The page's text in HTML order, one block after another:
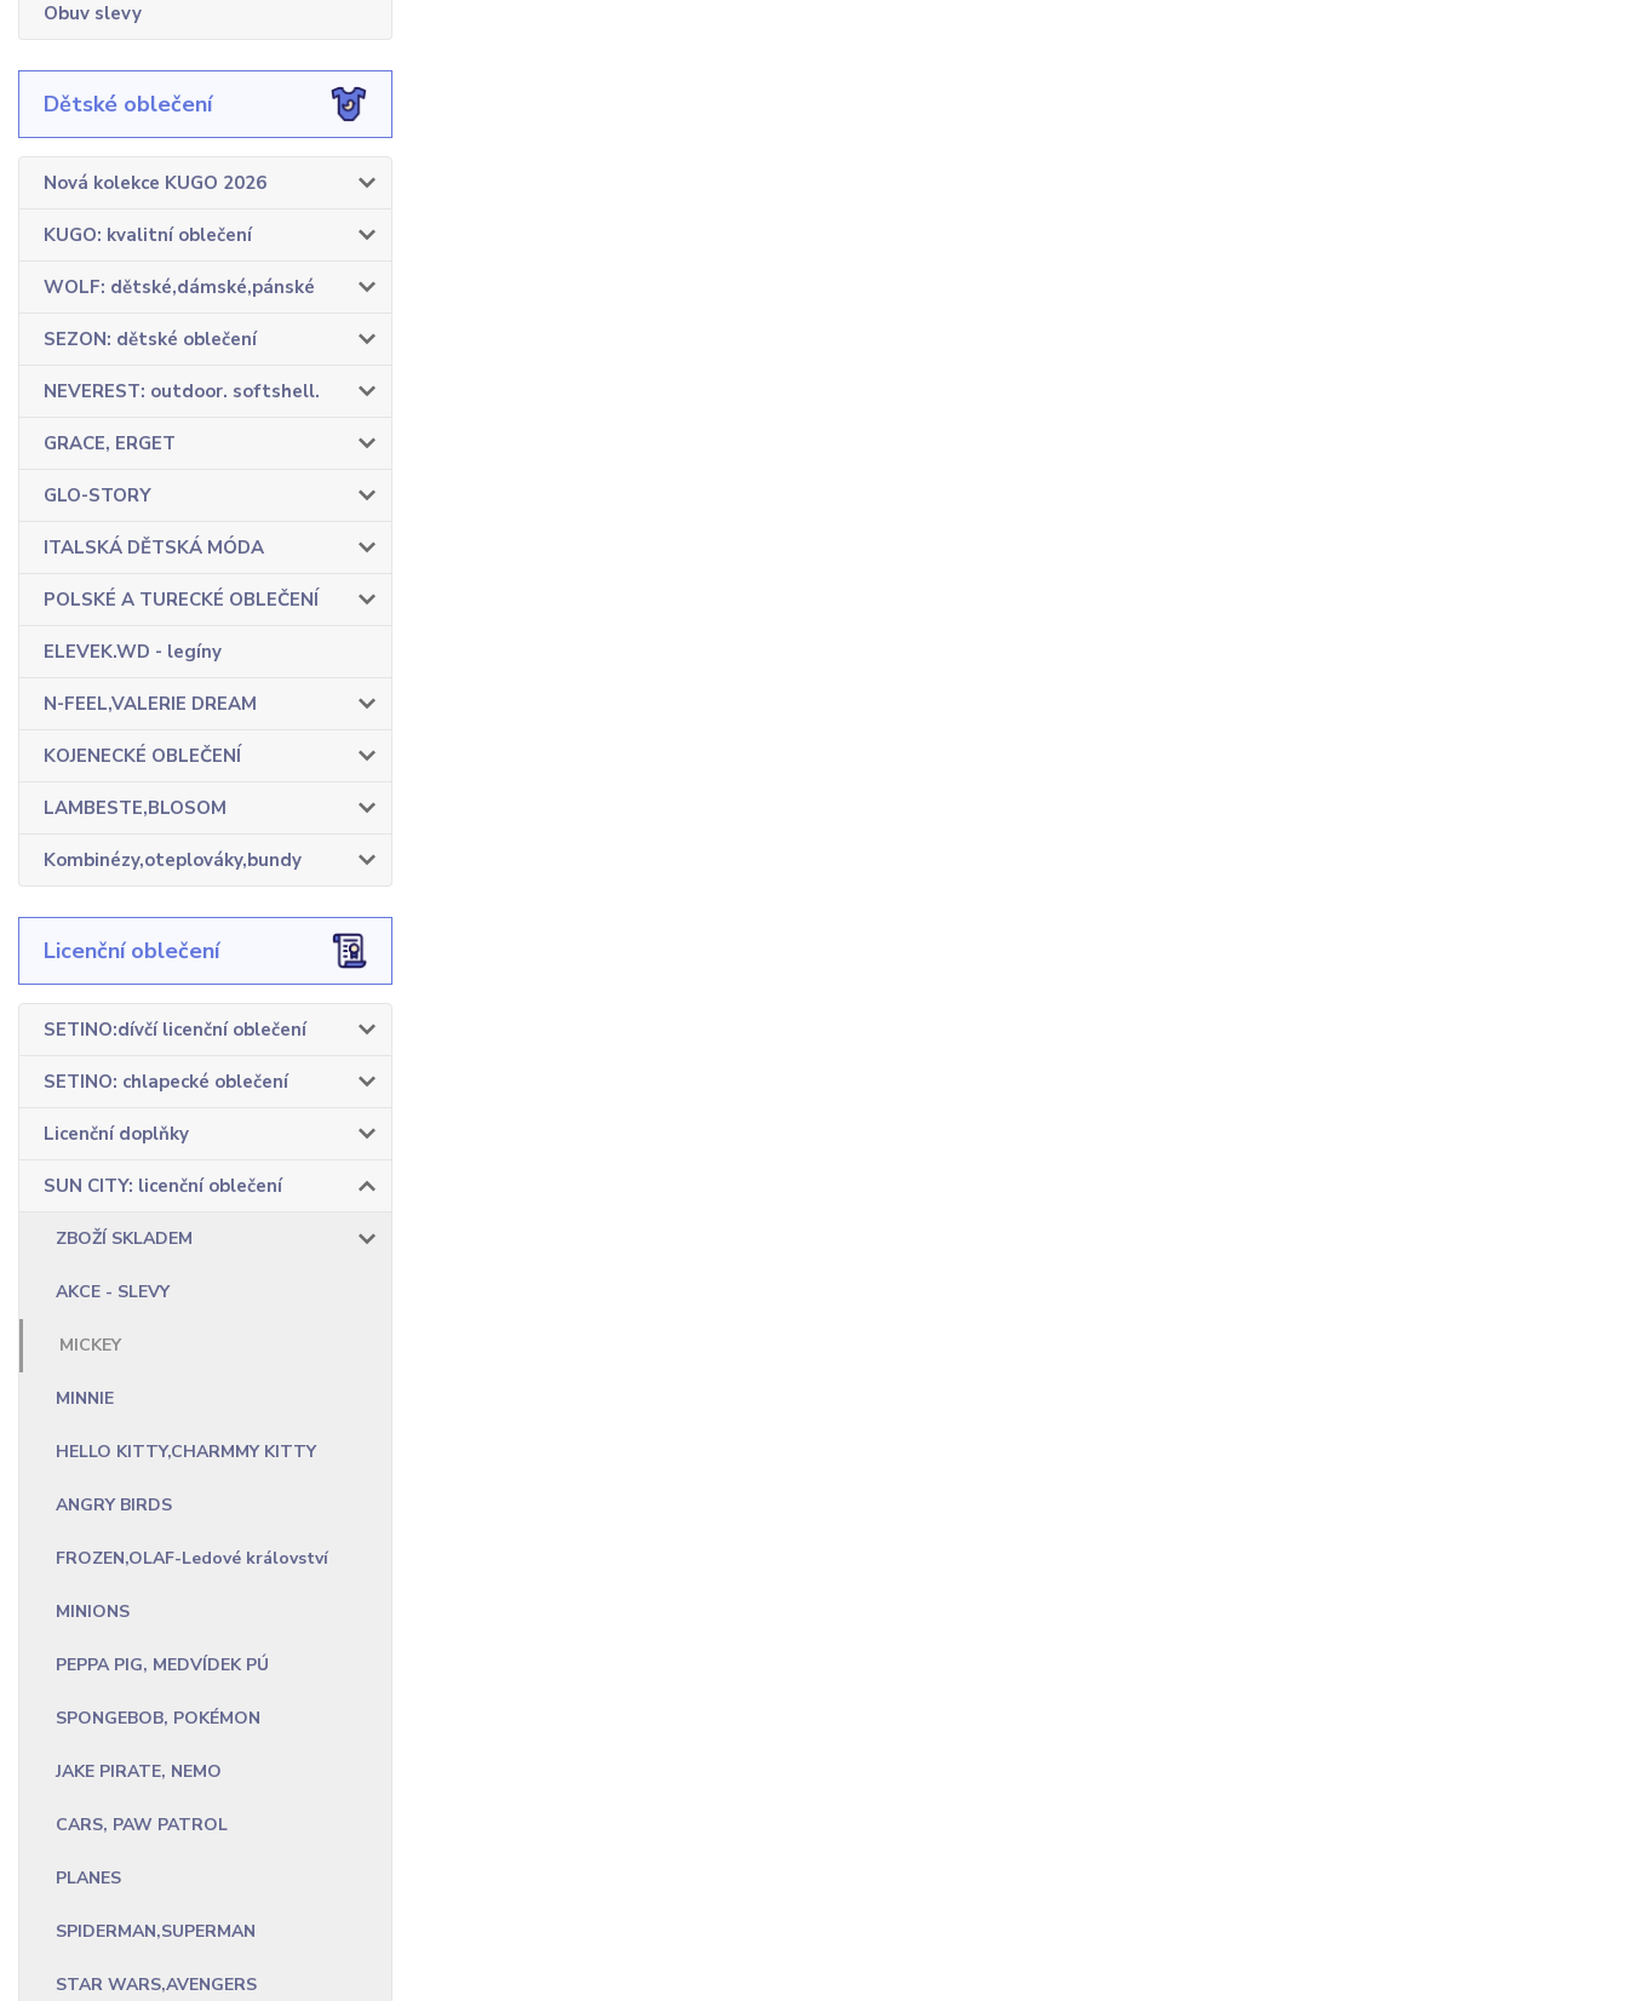
Obuv slevy
Dětské oblečení
Nová kolekce KUGO 2026
KUGO: kvalitní oblečení
WOLF: dětské,dámské,pánské
SEZON: dětské oblečení
NEVEREST: outdoor. softshell.
GRACE, ERGET
GLO-STORY
ITALSKÁ DĚTSKÁ MÓDA
POLSKÉ A TURECKÉ OBLEČENÍ
ELEVEK.WD - legíny
N-FEEL,VALERIE DREAM
KOJENECKÉ OBLEČENÍ
LAMBESTE,BLOSOM
Kombinézy,oteplováky,bundy
Licenční oblečení
SETINO:dívčí licenční oblečení
SETINO: chlapecké oblečení
Licenční doplňky
SUN CITY: licenční oblečení
ZBOŽÍ SKLADEM
AKCE - SLEVY
MICKEY
MINNIE
HELLO KITTY,CHARMMY KITTY
ANGRY BIRDS
FROZEN,OLAF-Ledové království
MINIONS
PEPPA PIG, MEDVÍDEK PÚ
SPONGEBOB, POKÉMON
JAKE PIRATE, NEMO
CARS, PAW PATROL
PLANES
SPIDERMAN,SUPERMAN
STAR WARS,AVENGERS